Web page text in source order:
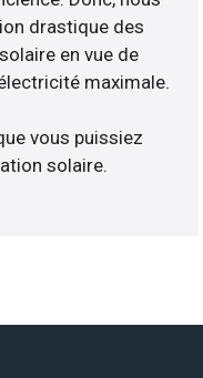
drastique des
en vue de
maximale.
vous puissiez
solaire.